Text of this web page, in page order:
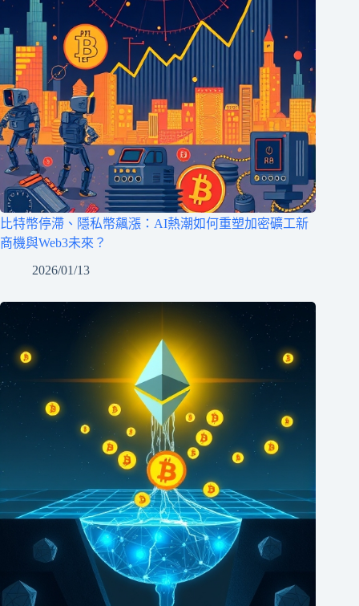
比特幣停滯、隱私幣飆漲：AI熱潮如何重塑加密礦工新
商機與Web3未來？
2026/01/13